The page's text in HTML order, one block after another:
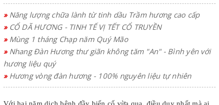
»Năng lượng chữa lành từ tinh dầu Trầm hương cao cấp
»CỔ DÃ HƯƠNG - TINH TẾ VỊ TẾT CỔ TRUYỀN
»Mùng 1 tháng Chạp năm Quý Mão
»Nhang Đàn Hương thư giãn không tăm "An" - Bình yên với
hương liệu quý
»Hương vòng đàn hương - 100% nguyên liệu tự nhiên